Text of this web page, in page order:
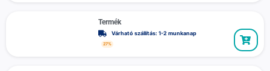
Termék
Várható szállítás: 1-2 munkanap
27%